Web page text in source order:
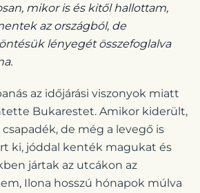
mikor is és kitől hallottam,
az országból, de
lényegét összefoglalva
az időjárási viszonyok miatt
Bukarestet. Amikor kiderült,
de még a levegő is
ki, jóddal kenték magukat és
jártak az utcákon az
Ilona hosszú hónapok múlva